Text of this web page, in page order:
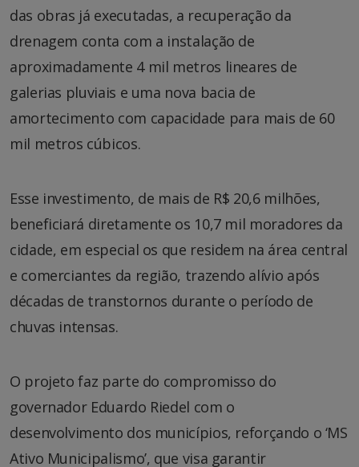
das obras já executadas, a recuperação da
drenagem conta com a instalação de
aproximadamente 4 mil metros lineares de
galerias pluviais e uma nova bacia de
amortecimento com capacidade para mais de 60
mil metros cúbicos.
Esse investimento, de mais de R$ 20,6 milhões,
beneficiará diretamente os 10,7 mil moradores da
cidade, em especial os que residem na área central
e comerciantes da região, trazendo alívio após
décadas de transtornos durante o período de
chuvas intensas.
O projeto faz parte do compromisso do
governador Eduardo Riedel com o
desenvolvimento dos municípios, reforçando o ‘MS
Ativo Municipalismo’, que visa garantir